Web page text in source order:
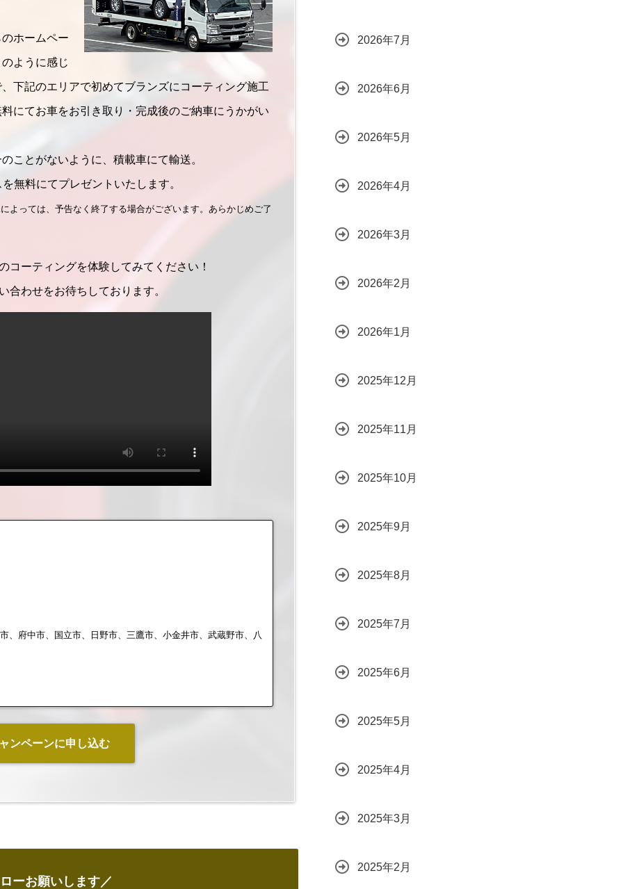
ホームペー
ように感じ
下記のエリアで初めてブランズにコーティング施工
にてお車をお引き取り・完成後のご納車にうかがい
ことがないように、積載車にて輸送。
無料にてプレゼントいたします。
よっては、予告なく終了する場合がございます。あらかじめご了
コーティングを体験してみてください！
合わせをお待ちしております。
、府中市、国立市、日野市、三鷹市、小金井市、武蔵野市、八
ンペーンに申し込む
ーお願いします／
2026年7月
2026年6月
2026年5月
2026年4月
2026年3月
2026年2月
2026年1月
2025年12月
2025年11月
2025年10月
2025年9月
2025年8月
2025年7月
2025年6月
2025年5月
2025年4月
2025年3月
2025年2月